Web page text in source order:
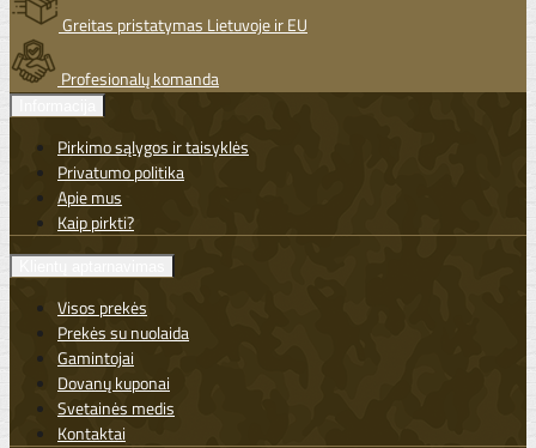
Greitas pristatymas Lietuvoje ir EU
Profesionalų komanda
Pirkimo sąlygos ir taisyklės
Privatumo politika
Apie mus
Kaip pirkti?
Visos prekės
Prekės su nuolaida
Gamintojai
Dovanų kuponai
Svetainės medis
Kontaktai